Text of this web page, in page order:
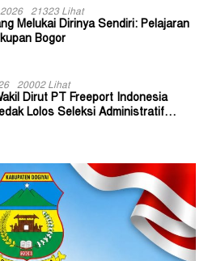
21323 Lihat
Melukai Dirinya Sendiri: Pelajaran
Bogor
20002 Lihat
Dirut PT Freeport Indonesia
Lolos Seleksi Administratif